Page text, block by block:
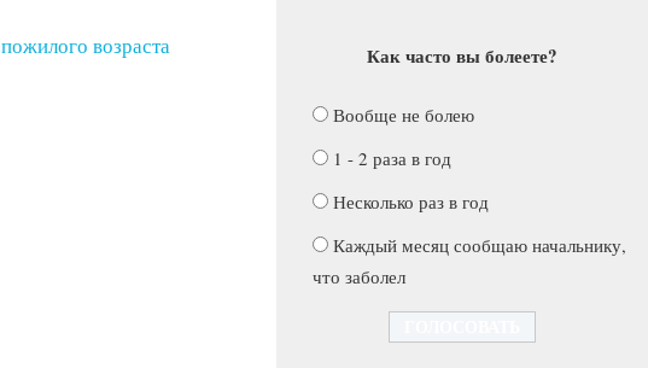
возраста
Как часто вы болеете?
Вообще не болею
1 - 2 раза в год
Несколько раз в год
Каждый месяц сообщаю начальнику,
что заболел